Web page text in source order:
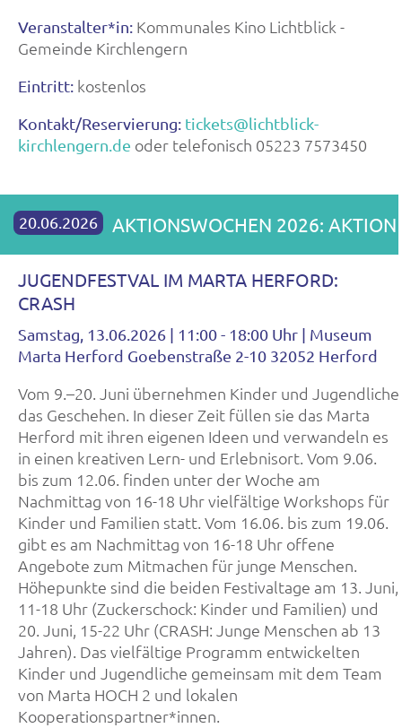
Veranstalter*in: Kommunales Kino Lichtblick -
Gemeinde Kirchlengern
Eintritt: kostenlos
Kontakt/Reservierung: tickets@lichtblick-
kirchlengern.de oder telefonisch 05223 7573450
20.06.2026 AKTIONSWOCHEN 2026: AKTION
JUGENDFESTVAL IM MARTA HERFORD:
CRASH
Samstag, 13.06.2026 | 11:00 - 18:00 Uhr | Museum
Marta Herford Goebenstraße 2-10 32052 Herford
Vom 9.–20. Juni übernehmen Kinder und Jugendliche
das Geschehen. In dieser Zeit füllen sie das Marta
Herford mit ihren eigenen Ideen und verwandeln es
in einen kreativen Lern- und Erlebnisort. Vom 9.06.
bis zum 12.06. finden unter der Woche am
Nachmittag von 16-18 Uhr vielfältige Workshops für
Kinder und Familien statt. Vom 16.06. bis zum 19.06.
gibt es am Nachmittag von 16-18 Uhr offene
Angebote zum Mitmachen für junge Menschen.
Höhepunkte sind die beiden Festivaltage am 13. Juni,
11-18 Uhr (Zuckerschock: Kinder und Familien) und
20. Juni, 15-22 Uhr (CRASH: Junge Menschen ab 13
Jahren). Das vielfältige Programm entwickelten
Kinder und Jugendliche gemeinsam mit dem Team
von Marta HOCH 2 und lokalen
Kooperationspartner*innen.